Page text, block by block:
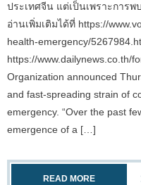
ประเทศจีน แต่เป็นเพราะการพ
อ่านเพิ่มเติมได้ที่ https://
health-emergency/
https://www.dailynews.co.th/
Organization announced
and fast-spreading strain of
emergency. “Over the past
emergence of a […]
READ MORE